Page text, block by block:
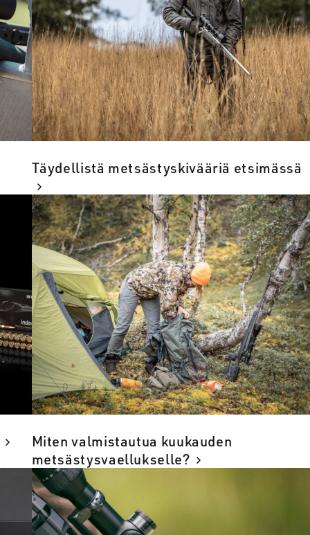
Täydellistä metsästyskivääriä etsimässä
Miten valmistautua kuukauden
metsästysvaellukselle?